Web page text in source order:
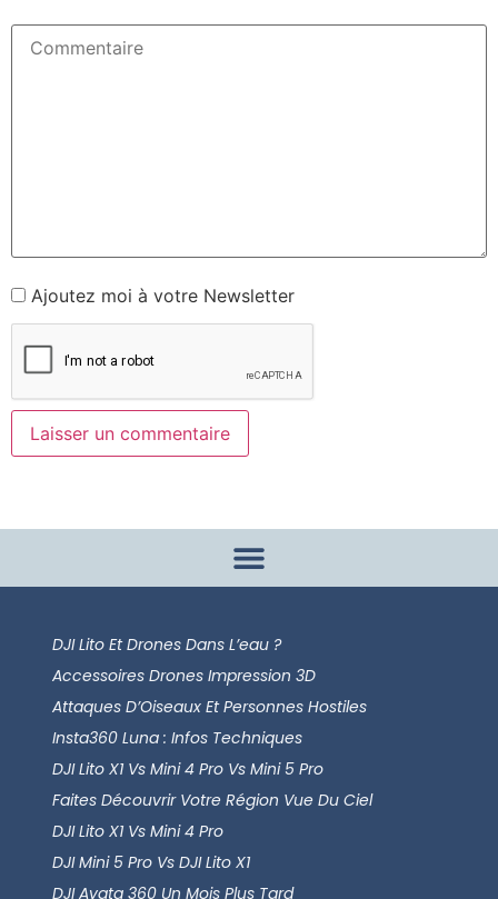
Ajoutez moi à votre Newsletter
DJI Lito Et Drones Dans L’eau ?
Accessoires Drones Impression 3D
Attaques D’Oiseaux Et Personnes Hostiles
Insta360 Luna : Infos Techniques
DJI Lito X1 Vs Mini 4 Pro Vs Mini 5 Pro
Faites Découvrir Votre Région Vue Du Ciel
DJI Lito X1 Vs Mini 4 Pro
DJI Mini 5 Pro Vs DJI Lito X1
DJI Avata 360 Un Mois Plus Tard